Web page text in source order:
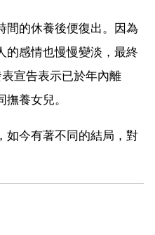
間的休養後便復出。因為
的感情也慢慢變淡，最終
宣告表示已於年內離
養女兒。
如今有著不同的結局，對